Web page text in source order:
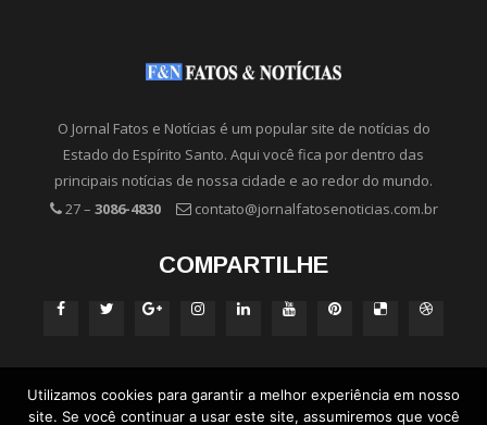
O Jornal Fatos e Notícias é um popular site de notícias do
Estado do Espírito Santo. Aqui você fica por dentro das
principais notícias de nossa cidade e ao redor do mundo.
27 – 3086-4830 contato@jornalfatosenoticias.com.br
COMPARTILHE
Utilizamos cookies para garantir a melhor experiência em nosso
site. Se você continuar a usar este site, assumiremos que você